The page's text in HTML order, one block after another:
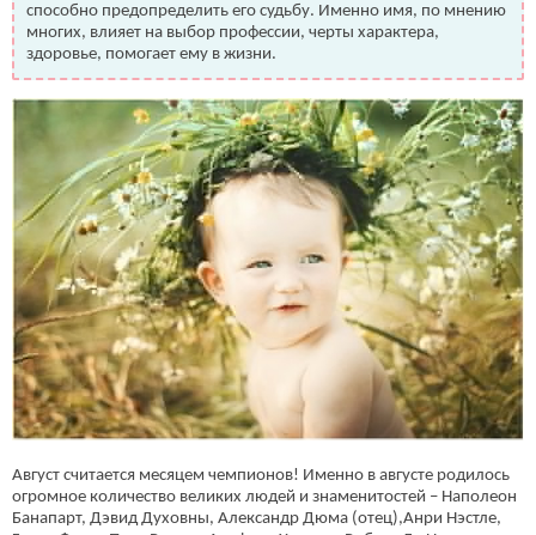
способно предопределить его судьбу. Именно имя, по мнению
многих, влияет на выбор профессии, черты характера,
здоровье, помогает ему в жизни.
Август считается месяцем чемпионов! Именно в августе родилось
огромное количество великих людей и знаменитостей – Наполеон
Банапарт, Дэвид Духовны, Александр Дюма (отец),Анри Нэстле,